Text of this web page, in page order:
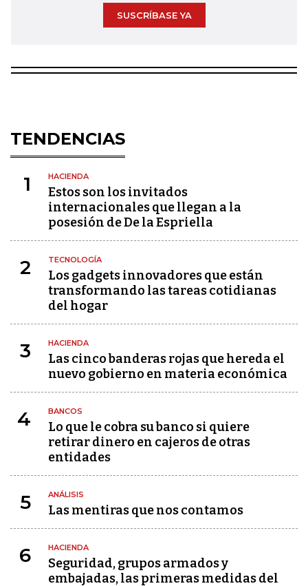
SUSCRÍBASE YA
TENDENCIAS
1 HACIENDA
Estos son los invitados
internacionales que llegan a la
posesión de De la Espriella
2 TECNOLOGÍA
Los gadgets innovadores que están
transformando las tareas cotidianas
del hogar
3 HACIENDA
Las cinco banderas rojas que hereda el
nuevo gobierno en materia económica
4 BANCOS
Lo que le cobra su banco si quiere
retirar dinero en cajeros de otras
entidades
5 ANÁLISIS
Las mentiras que nos contamos
6 HACIENDA
Seguridad, grupos armados y
embajadas, las primeras medidas del